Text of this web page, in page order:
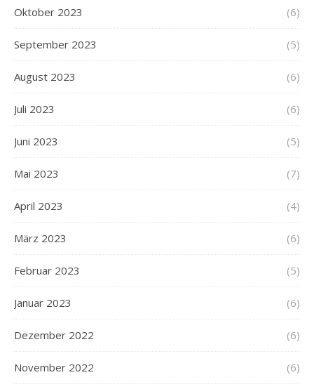
Oktober 2023 (6)
September 2023 (5)
August 2023 (6)
Juli 2023 (6)
Juni 2023 (5)
Mai 2023 (7)
April 2023 (4)
März 2023 (6)
Februar 2023 (5)
Januar 2023 (6)
Dezember 2022 (6)
November 2022 (6)